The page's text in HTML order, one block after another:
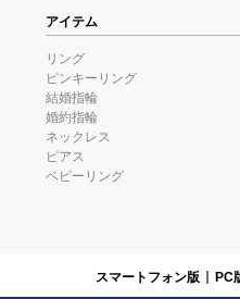
アイテム
リング
ピンキーリング
結婚指輪
婚約指輪
ネックレス
ピアス
ベビーリング
スマートフォン版 PC